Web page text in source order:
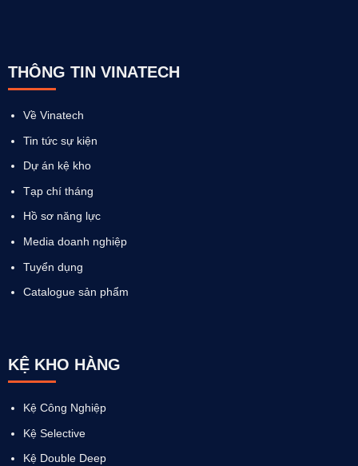
THÔNG TIN VINATECH
Về Vinatech
Tin tức sự kiện
Dự án kệ kho
Tạp chí tháng
Hồ sơ năng lực
Media doanh nghiệp
Tuyển dụng
Catalogue sản phẩm
KỆ KHO HÀNG
Kệ Công Nghiệp
Kệ Selective
Kệ Double Deep